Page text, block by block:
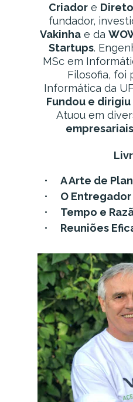
Criadore
fundador,
Vakinhae da
Startups.
MSc em
Filosofia, foi
Informática da
Fundou e dirigiu
Atuou em
empresariais
A Arte de
O
Tempo e
Reuniões